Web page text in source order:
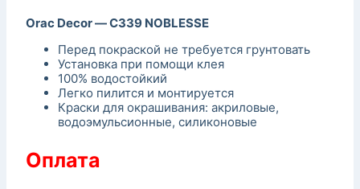
Orac Decor — С339 NOBLESSE
Перед покраской не требуется грунтовать
Установка при помощи клея
100% водостойкий
Легко пилится и монтируется
Краски для окрашивания: акриловые,
водоэмульсионные, силиконовые
Оплата